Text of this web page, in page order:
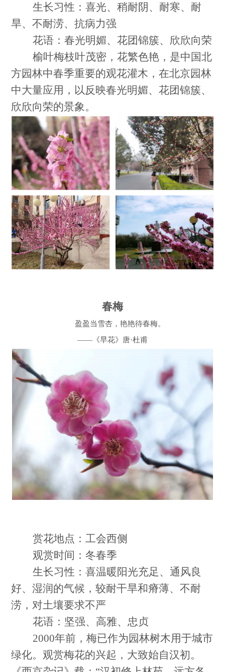
生长习性：喜光、稍耐阴、耐寒、耐
旱、不耐涝、抗病力强
花语：春光明媚、花团锦簇、欣欣向荣
榆叶梅枝叶茂密，花繁色艳，是中国北
方园林中春季重要的观花灌木，在北京园林
中大量应用，以反映春光明媚、花团锦簇、
欣欣向荣的景象。
春梅
盈盈当雪杏，艳艳待春梅。
—— 《早花》唐·杜甫
赏花地点：工会西侧
观赏时间：冬春季
生长习性：喜温暖阳光充足、通风良
好、湿润的气候，较耐干旱和瘠薄、不耐
涝，对土壤要求不严
花语：坚强、高雅、忠贞
2000年前，梅已作为园林树木用于城市
绿化。观赏梅花的兴起，大致始自汉初。